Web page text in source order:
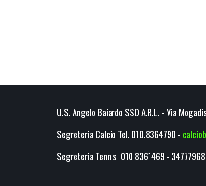
U.S. Angelo Baiardo SSD A.R.L. - Via
Segreteria Calcio Tel. 010.8364790 -
Segreteria Tennis 010 8361469 -